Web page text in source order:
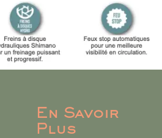
En Savoir
Plus